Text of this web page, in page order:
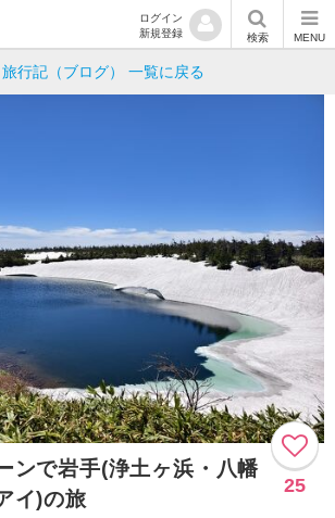
ログイン
新規登録
検索 MENU
行記（ブログ） 一覧に戻る
ンで岩手(浄土ヶ浜・八幡
イ)の旅
25